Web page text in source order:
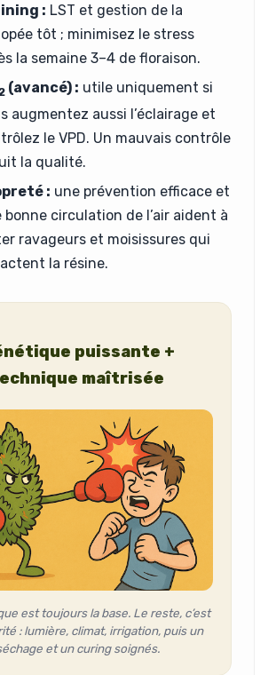
: LST et gestion de la
tôt ; minimisez le stress
la semaine 3–4 de floraison.
(avancé) : utile uniquement si
augmentez aussi l’éclairage et
le VPD. Un mauvais contrôle
la qualité.
: une prévention efficace et
bonne circulation de l’air aident à
ravageurs et moisissures qui
la résine.
puissante +
maîtrisée
est toujours la base. Le reste, c’est
: lumière, climat, irrigation, puis un
et un curing soignés.